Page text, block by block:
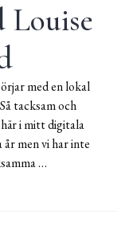
med en lokal
tacksam och
i mitt digitala
men vi har inte
…